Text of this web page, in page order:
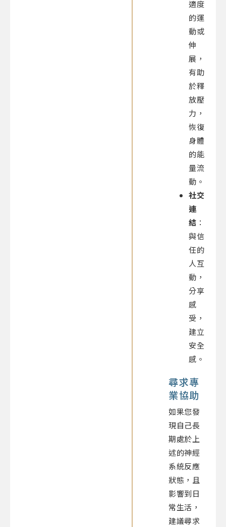
適度
的運
動或
伸
展，
有助
於釋
放壓
力，
恢復
身體
的能
量流
動。
社交
連
結 ：
與信
任的
人互
動，
分享
感
受，
建立
安全
感。
尋求專
業協助
如果您發
現自己長
期處於上
述的神經
系統反應
狀態，且
影響到日
常生活，
建議尋求